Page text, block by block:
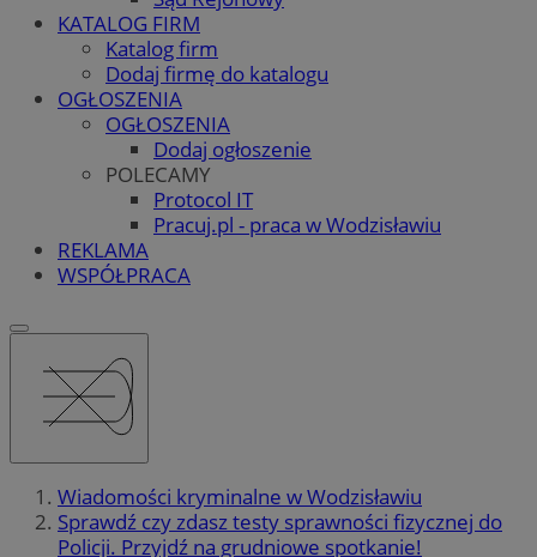
KATALOG FIRM
Katalog firm
Dodaj firmę do katalogu
OGŁOSZENIA
OGŁOSZENIA
Dodaj ogłoszenie
POLECAMY
Protocol IT
Pracuj.pl - praca w Wodzisławiu
REKLAMA
WSPÓŁPRACA
Wiadomości kryminalne w Wodzisławiu
Sprawdź czy zdasz testy sprawności fizycznej do
Policji. Przyjdź na grudniowe spotkanie!